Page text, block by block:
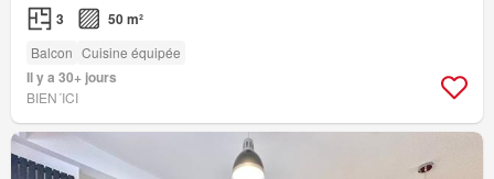
3 50 m²
Balcon Cuisine équipée
Il y a 30+ jours
BIEN´ICI